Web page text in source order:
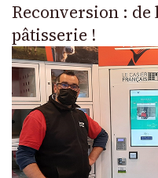
Reconversion :
pâtisserie !